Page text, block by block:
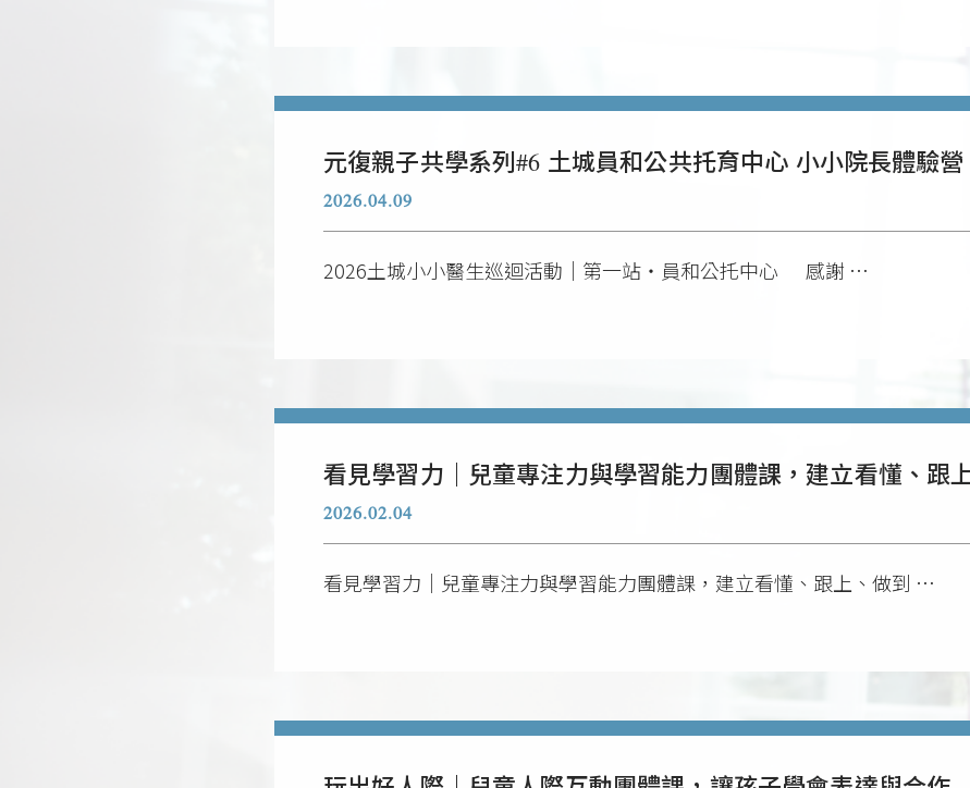
元復親子共學系列#6 土城員和公共托育中心 小小院長體驗營
2026.04.09
2026土城小小醫生巡迴活動｜第一站・員和公托中心 ㅤ 感謝 …
看見學習力｜兒童專注力與學習能力團體課，建立看懂、跟
2026.02.04
看見學習力｜兒童專注力與學習能力團體課，建立看懂、跟上、做到 …